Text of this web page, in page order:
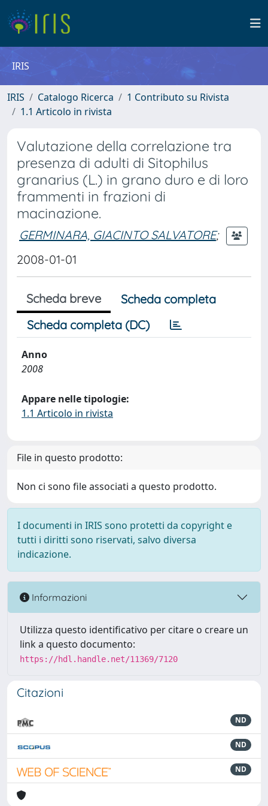
IRIS
IRIS Catalogo Ricerca
1 Contributo su Rivista
1.1 Articolo in rivista
Valutazione della correlazione tra
presenza di adulti di Sitophilus
granarius (L.) in grano duro e di loro
frammenti in frazioni di
macinazione.
GERMINARA, GIACINTO SALVATORE;
2008-01-01
Scheda breve
Scheda completa
Scheda completa (DC)
Anno
2008
Appare nelle tipologie:
1.1 Articolo in rivista
File in questo prodotto:
Non ci sono file associati a questo prodotto.
I documenti in IRIS sono protetti da copyright e
tutti i diritti sono riservati, salvo diversa
indicazione.
Informazioni
Utilizza questo identificativo per citare o creare un
link a questo documento:
https://hdl.handle.net/11369/7120
Citazioni
ND
ND
ND